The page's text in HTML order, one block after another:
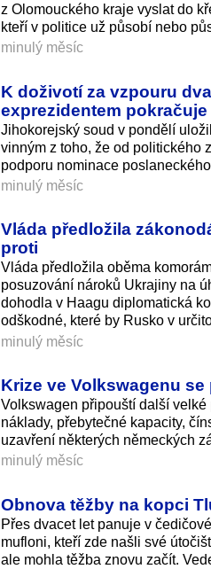
z Olomouckého kraje vyslat do
kteří v politice už působí nebo
minulý měsíc
K doživotí za vzpouru
exprezidentem pokračuje
Jihokorejský soud v pondělí
vinným z toho, že od politického
podporu nominace
minulý měsíc
Vláda předložila
proti
Vláda předložila oběma
posuzování nároků Ukrajiny na
dohodla v Haagu diplomatická
odškodné, které by Rusko v
minulý měsíc
Krize ve Volkswagenu
Volkswagen připouští další
náklady, přebytečné kapacity,
uzavření některých německých
minulý měsíc
Obnova těžby na kopci
Přes dvacet let panuje v
mufloni, kteří zde našli své
ale mohla těžba znovu začít.